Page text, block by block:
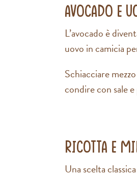
Avocado e
L’avocado è
uovo in camicia
Schiacciare
condire con sale
Ricotta e
Una scelta